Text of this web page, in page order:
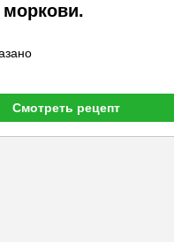
моркови.
Смотреть рецепт